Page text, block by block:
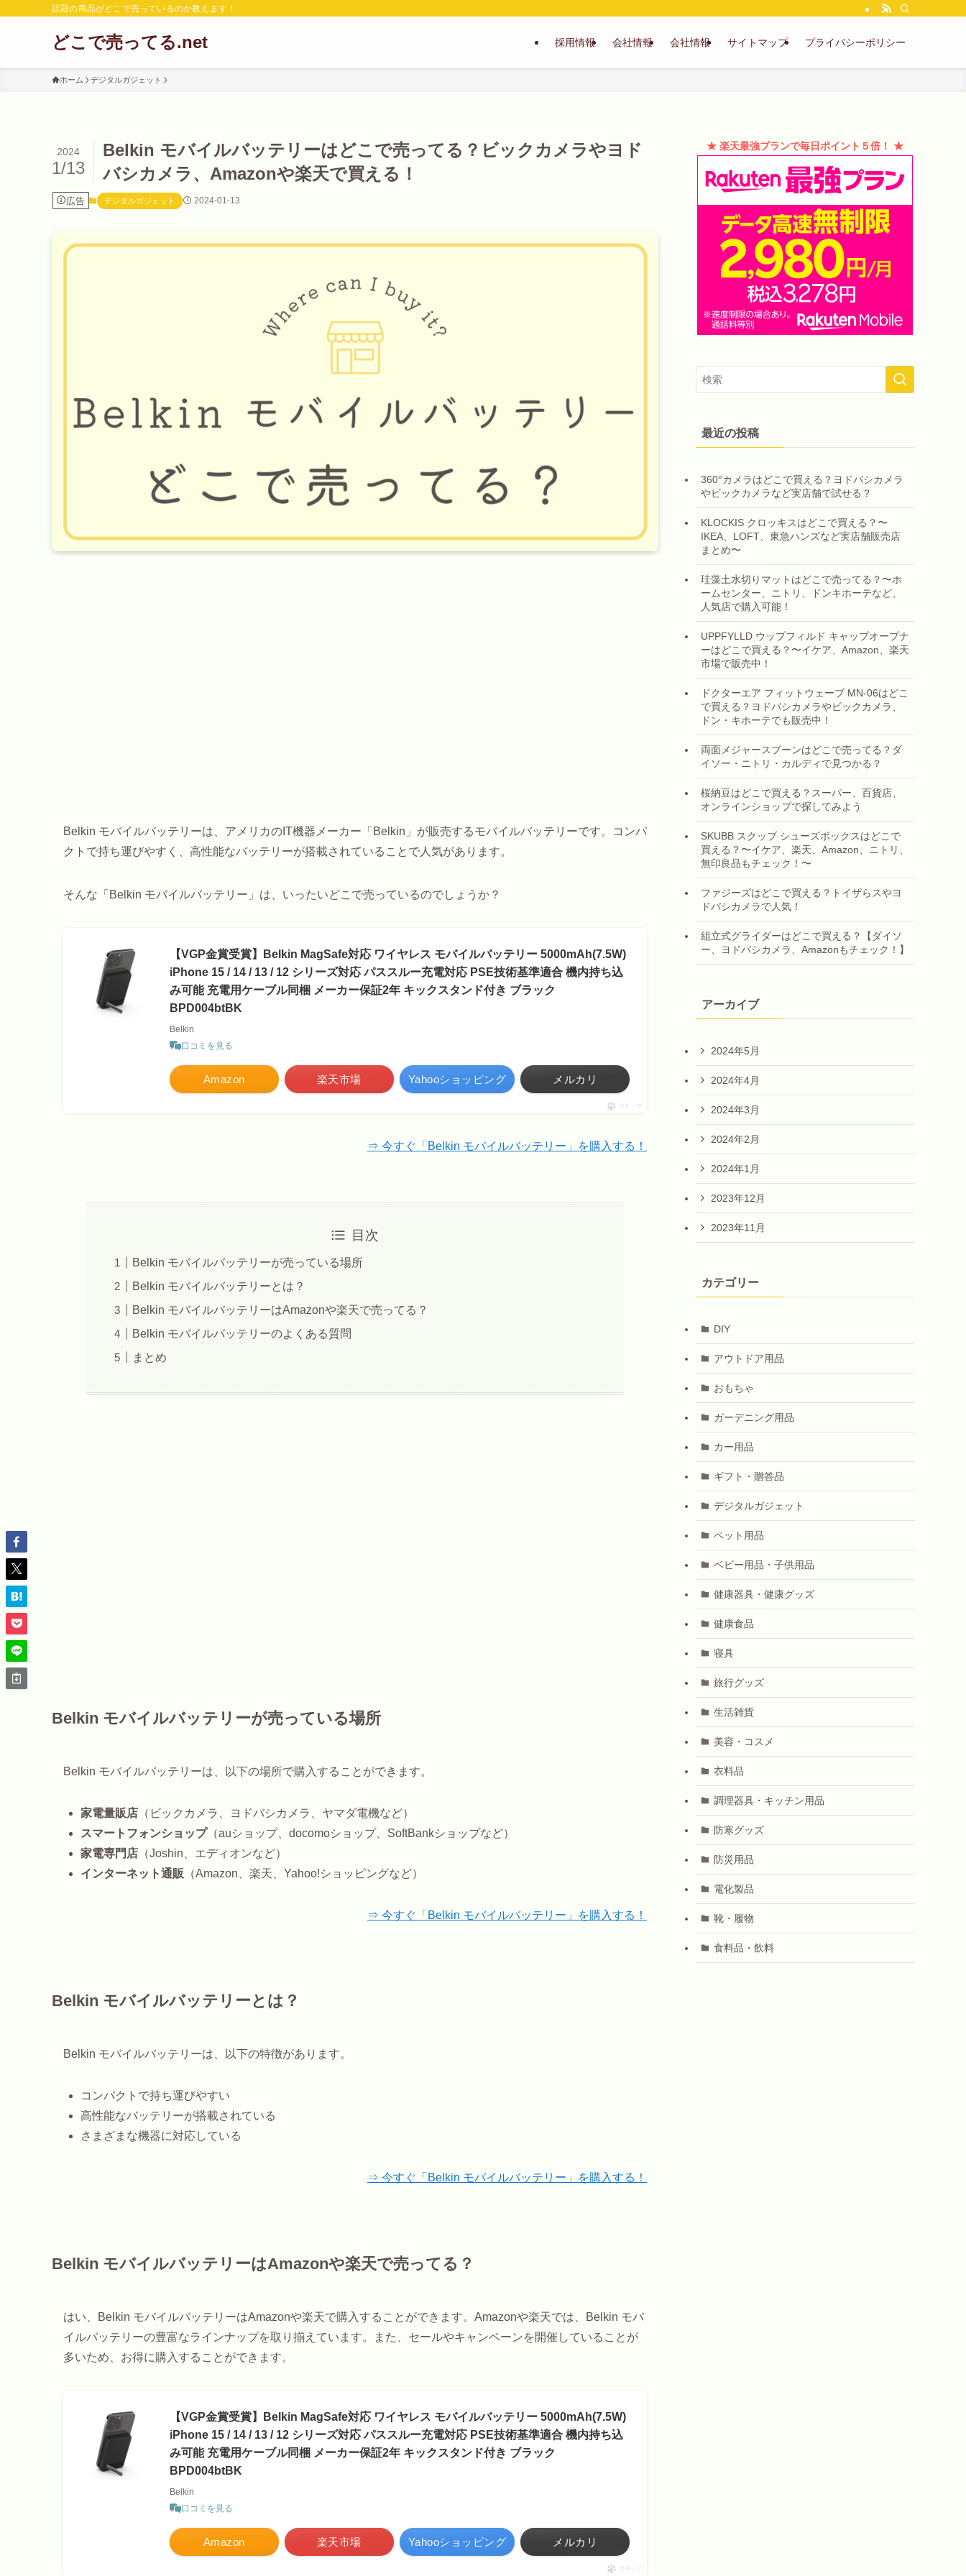
話題の商品がどこで売っているのか教えます！
どこで売ってる.net 採用情報 会社情報 会社情報 サイトマップ プライバシーポリシー
ホーム デジタルガジェット
Belkin モバイルバッテリーはどこで売ってる？ビックカメラやヨド
バシカメラ、Amazonや楽天で買える！
2024
1/13
広告 デジタルガジェット 2024-01-13
Belkin モバイルバッテリーは、アメリカのIT機器メーカー「Belkin」が販売するモバイルバッテリーです。コンパ
クトで持ち運びやすく、高性能なバッテリーが搭載されていることで人気があります。
そんな「Belkin モバイルバッテリー」は、いったいどこで売っているのでしょうか？
【VGP金賞受賞】Belkin MagSafe対応 ワイヤレス モバイルバッテリー 5000mAh(7.5W)
iPhone 15 / 14 / 13 / 12 シリーズ対応 パススルー充電対応 PSE技術基準適合 機内持ち込
み可能 充電用ケーブル同梱 メーカー保証2年 キックスタンド付き ブラック
BPD004btBK
Belkin
口コミを見る
Amazon 楽天市場 Yahooショッピング メルカリ
ポチップ
⇒ 今すぐ「Belkin モバイルバッテリー」を購入する！
目次
Belkin モバイルバッテリーが売っている場所
Belkin モバイルバッテリーとは？
Belkin モバイルバッテリーはAmazonや楽天で売ってる？
Belkin モバイルバッテリーのよくある質問
まとめ
Belkin モバイルバッテリーが売っている場所
Belkin モバイルバッテリーは、以下の場所で購入することができます。
家電量販店 （ビックカメラ、ヨドバシカメラ、ヤマダ電機など）
スマートフォンショップ（auショップ、docomoショップ、SoftBankショップなど）
家電専門店 （Joshin、エディオンなど）
インターネット通販 （Amazon、楽天、Yahoo!ショッピングなど）
⇒ 今すぐ「Belkin モバイルバッテリー」を購入する！
Belkin モバイルバッテリーとは？
Belkin モバイルバッテリーは、以下の特徴があります。
コンパクトで持ち運びやすい
高性能なバッテリーが搭載されている
さまざまな機器に対応している
⇒ 今すぐ「Belkin モバイルバッテリー」を購入する！
Belkin モバイルバッテリーはAmazonや楽天で売ってる？
はい、Belkin モバイルバッテリーはAmazonや楽天で購入することができます。Amazonや楽天では、Belkin モバ
イルバッテリーの豊富なラインナップを取り揃えています。また、セールやキャンペーンを開催していることが
多いため、お得に購入することができます。
【VGP金賞受賞】Belkin MagSafe対応 ワイヤレス モバイルバッテリー 5000mAh(7.5W)
iPhone 15 / 14 / 13 / 12 シリーズ対応 パススルー充電対応 PSE技術基準適合 機内持ち込
み可能 充電用ケーブル同梱 メーカー保証2年 キックスタンド付き ブラック
BPD004btBK
Belkin
口コミを見る
Amazon 楽天市場 Yahooショッピング メルカリ
ポチップ
★ 楽天最強プランで毎日ポイント５倍！ ★
最近の投稿
360°カメラはどこで買える？ヨドバシカメラ
やビックカメラなど実店舗で試せる？
KLOCKIS クロッキスはどこで買える？〜
IKEA、LOFT、東急ハンズなど実店舗販売店
まとめ〜
珪藻土水切りマットはどこで売ってる？〜ホ
ームセンター、ニトリ、ドンキホーテなど、
人気店で購入可能！
UPPFYLLD ウップフィルド キャップオープナ
ーはどこで買える？〜イケア、Amazon、楽天
市場で販売中！
ドクターエア フィットウェーブ MN-06はどこ
で買える？ヨドバシカメラやビックカメラ、
ドン・キホーテでも販売中！
両面メジャースプーンはどこで売ってる？ダ
イソー・ニトリ・カルディで見つかる？
桜納豆はどこで買える？スーパー、百貨店、
オンラインショップで探してみよう
SKUBB スクッブ シューズボックスはどこで
買える？〜イケア、楽天、Amazon、ニトリ、
無印良品もチェック！〜
ファジーズはどこで買える？トイザらスやヨ
ドバシカメラで人気！
組立式グライダーはどこで買える？【ダイソ
ー、ヨドバシカメラ、Amazonもチェック！】
アーカイブ
2024年5月
2024年4月
2024年3月
2024年2月
2024年1月
2023年12月
2023年11月
カテゴリー
DIY
アウトドア用品
おもちゃ
ガーデニング用品
カー用品
ギフト・贈答品
デジタルガジェット
ペット用品
ベビー用品・子供用品
健康器具・健康グッズ
健康食品
寝具
旅行グッズ
生活雑貨
美容・コスメ
衣料品
調理器具・キッチン用品
防寒グッズ
防災用品
電化製品
靴・履物
食料品・飲料